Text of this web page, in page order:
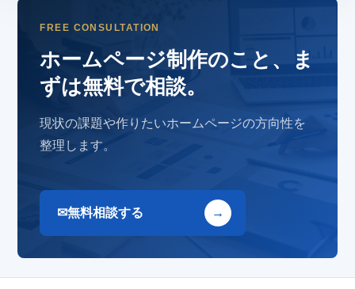
FREE CONSULTATION
ホームページ制作のこと、ま
ずは無料で相談。
現状の課題や作りたいホームページの方向性を
整理します。
無料相談する